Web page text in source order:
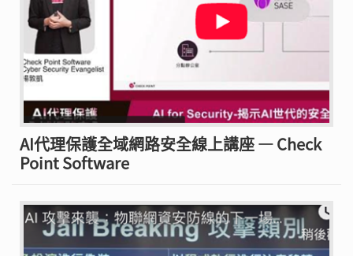
AI代理保護全域網路安全線上講座 — Check
Point Software